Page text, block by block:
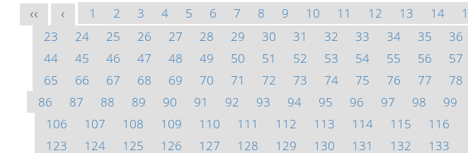
<< < 1 2 3 4 5 6 7 8 9 10 11 12 13 14
23
24 25 26 27 28 29 30 31 32 33 34 35 36
44
45 46 47 48 49 50 51 52 53 54 55 56 57
65
66 67 68 69 70 71 72 73 74 75 76 77 78
86
87 88 89 90 91 92 93 94 95 96 97 98 99
106
107 108 109 110 111 112 113 114 115 116
123
124 125 126 127 128 129 130 131 132 133